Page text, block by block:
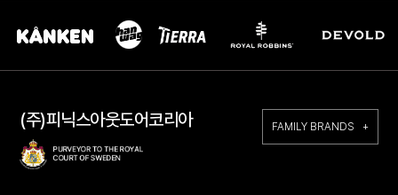
(주)피닉스아웃도어코리아 FAMILY BRANDS +